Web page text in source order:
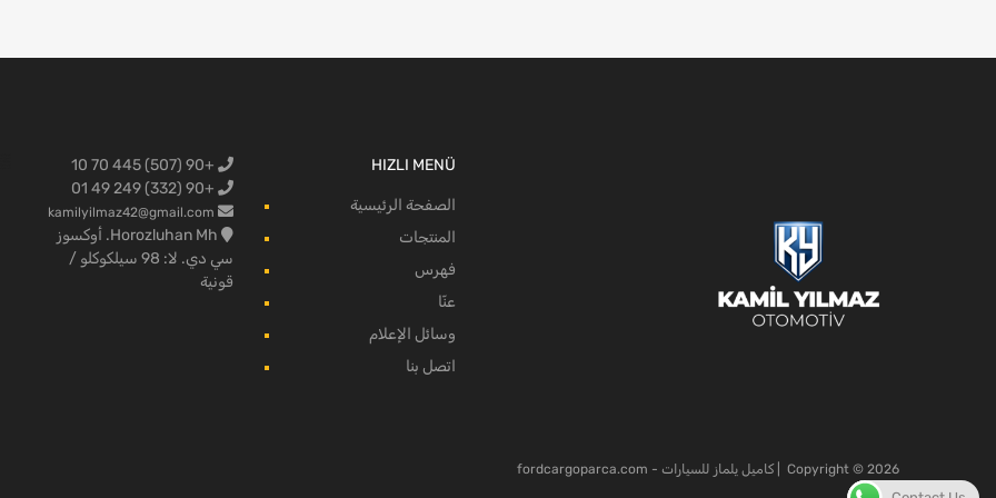
HIZLI MENÜ
الصفحة الرئيسية
المنتجات
فهرس
عنّا
وسائل الإعلام
اتصل بنا
+90 (507) 445 70 10
+90 (332) 249 49 01
kamilyilmaz42@gmail.com
Horozluhan Mh. أوكسوز
سي دي. لا: 98 سيلكوكلو /
قونية
Copyright © 2026 | كاميل يلماز للسيارات - fordcargoparca.com